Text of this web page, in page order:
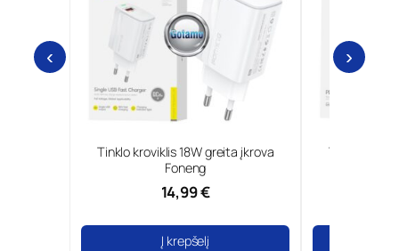
‹
Tinklo kroviklis 18W greita įkrova
Foneng
14,99 €
Į krepšelį
Type-C
›